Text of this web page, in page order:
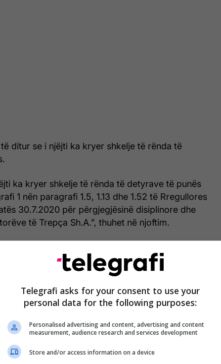
ditur se i njëjti ka kryer shkelje të rënda të
ka kryer shkelje të rënda të detyrave të punës
1 nën paragrafi 1.5, 1.13 dhe 1.52 të Rregullores
30.7.2020 për përgjegjësinë disiplinore dhe
të Trepça Sh.A.”, thuhet në njoftim.
Telegrafi asks for your consent to use your
personal data for the following purposes:
Personalised advertising and content, advertising and content
measurement, audience research and services development
Store and/or access information on a device